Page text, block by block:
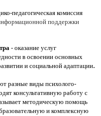
педагогическая комиссия
поддержки
- оказание услуг
в освоении основных
и социальной адаптации.
разные виды психолого-
консультативную работу с
методическую помощь
и комплексную